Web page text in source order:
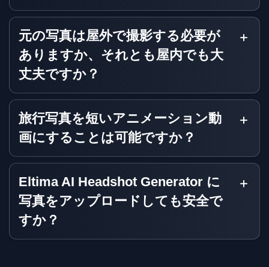
元の写真は屋外で撮影する必要が
ありますか、それとも屋内でも大
丈夫ですか？
旅行写真を短いアニメーション動
画にすることは可能ですか？
Eltima AI Headshot Generator に
写真をアップロードしても安全で
すか？